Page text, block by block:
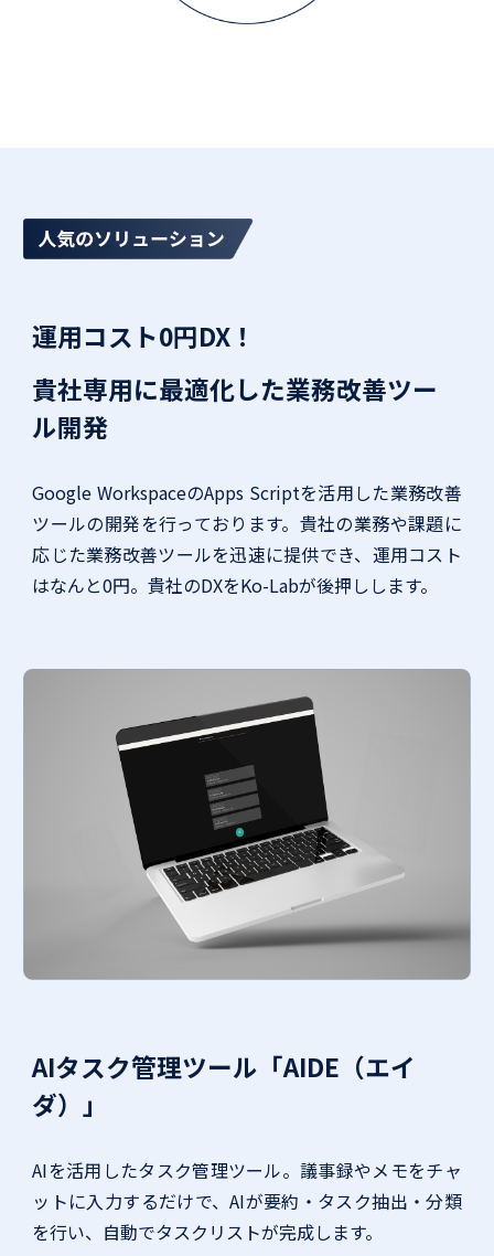
運用コスト0円DX！
貴社専用に最適化した業務改善ツー
ル開発
Google WorkspaceのApps Scriptを活用した業務改善
ツールの開発を行っております。貴社の業務や課題に
応じた業務改善ツールを迅速に提供でき、運用コスト
はなんと0円。貴社のDXをKo-Labが後押しします。
AIタスク管理ツール「AIDE（エイ
ダ）」
AIを活用したタスク管理ツール。議事録やメモをチャ
ットに入力するだけで、AIが要約・タスク抽出・分類
を行い、自動でタスクリストが完成します。